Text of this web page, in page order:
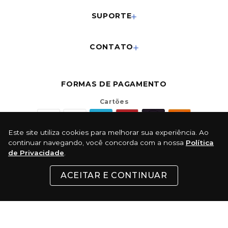
Este site utiliza cookies para melhorar sua experiência. Ao
continuar navegando, você concorda com a nossa Política
de Privacidade
ACEITAR E CONTINUAR
SUPORTE
CONTATO
FORMAS DE PAGAMENTO
Cartões
Pix
Boleto